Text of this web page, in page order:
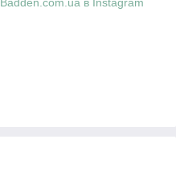
Badden.com.ua в Instagram